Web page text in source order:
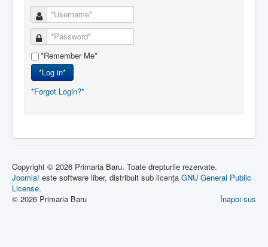
*Remember Me*
*Log in*
*Forgot Login?*
Copyright © 2026 Primaria Baru. Toate drepturile rezervate.
Joomla! este software liber, distribuit sub licența GNU General Public
License.
Înapoi sus
© 2026 Primaria Baru